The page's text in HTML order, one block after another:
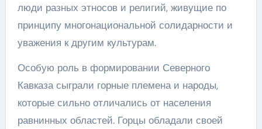
люди разных этносов и религий, живущие по
принципу многонациональной солидарности и
уважения к другим культурам.
Особую роль в формировании Северного
Кавказа сыграли горные племена и народы,
которые сильно отличались от населения
равнинных областей. Горцы обладали своей